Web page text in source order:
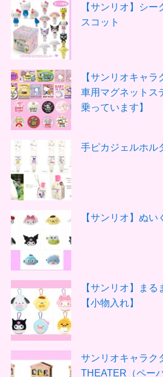
【サンリオ】シ
スコット
【サンリオキャ
車用マグネットス
乗っています】
手ピカジェルホ
【サンリオ】ぬ
【サンリオ】ま
【小物入れ】
サンリオキャラク
THEATER（ペー